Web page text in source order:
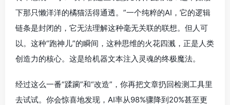
下那只懒洋洋的橘猫活得通透。”一个纯粹的AI，它的逻辑
链条是封闭的，它无法理解这种毫无关联的联想。但人可
以。这种“跑神儿”的瞬间，这种思维的火花四溅，正是人类
创造力的核心。这是给机器文本注入灵魂的终极魔法。
经过这么一番“蹂躏”和“改造”，你再把文章扔回检测工具里
去试试。你会惊喜地发现，AI率从98%骤降到20%甚至更